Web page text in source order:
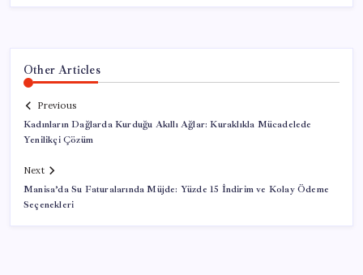
Other Articles
Previous
Kadınların Dağlarda Kurduğu Akıllı Ağlar: Kuraklıkla Mücadelede
Yenilikçi Çözüm
Next
Manisa’da Su Faturalarında Müjde: Yüzde 15 İndirim ve Kolay Ödeme
Seçenekleri